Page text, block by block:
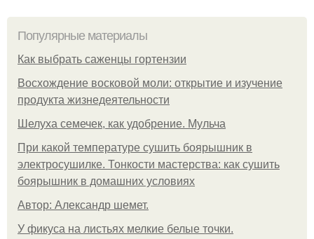
Популярные материалы
Как выбрать саженцы гортензии
Восхождение восковой моли: открытие и изучение
продукта жизнедеятельности
Шелуха семечек, как удобрение. Мульча
При какой температуре сушить боярышник в
электросушилке. Тонкости мастерства: как сушить
боярышник в домашних условиях
Автор: Александр шемет.
У фикуса на листьях мелкие белые точки.